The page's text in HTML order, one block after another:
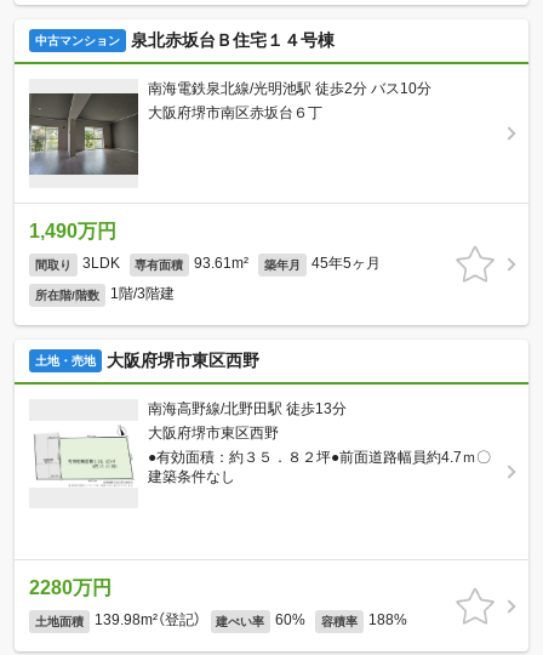
中古マンション 泉北赤坂台Ｂ住宅１４号棟
南海電鉄泉北線/光明池駅 徒歩2分 バス10分
大阪府堺市南区赤坂台６丁
1,490万円
間取り 3LDK 専有面積 93.61m² 築年月 45年5ヶ月
所在階/階数 1階/3階建
土地・売地 大阪府堺市東区西野
南海高野線/北野田駅 徒歩13分
大阪府堺市東区西野
●有効面積：約３５．８２坪●前面道路幅員約4.7ｍ〇
建築条件なし
2280万円
土地面積 139.98m²（登記） 建ぺい率 60% 容積率 188%